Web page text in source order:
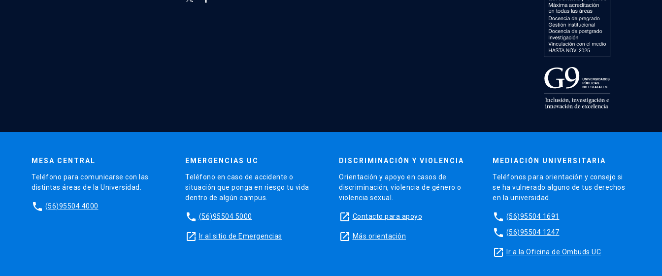
MESA CENTRAL
Teléfono para comunicarse con las
distintas áreas de la Universidad.
phone (56)95504 4000
EMERGENCIAS UC
Teléfono en caso de accidente o
situación que ponga en riesgo tu vida
dentro de algún campus.
phone (56)95504 5000
launch Ir al sitio de Emergencias
DISCRIMINACIÓN Y VIOLENCIA
Orientación y apoyo en casos de
discriminación, violencia de género o
violencia sexual.
launch Contacto para apoyo
launch Más orientación
MEDIACIÓN UNIVERSITARIA
Teléfonos para orientación y consejo si
se ha vulnerado alguno de tus derechos
en la universidad.
phone (56)95504 1691
phone (56)95504 1247
launch Ir a la Oficina de Ombuds UC